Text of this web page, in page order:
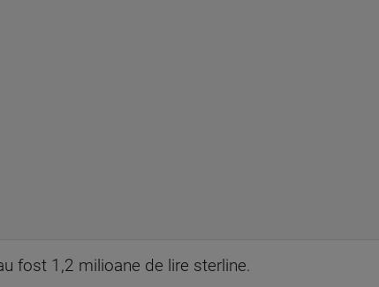
fost 1,2 milioane de lire sterline.